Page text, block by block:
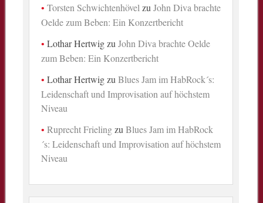
Torsten Schwichtenhövel zuJohn Diva brachte
Oelde zum Beben: Ein Konzertbericht
Lothar HertwigzuJohn Diva brachte Oelde
zum Beben: Ein Konzertbericht
Lothar HertwigzuBlues Jam im HabRock´s:
Leidenschaft und Improvisation auf höchstem
Niveau
Ruprecht FrielingzuBlues Jam im HabRock
´s: Leidenschaft und Improvisation auf höchstem
Niveau